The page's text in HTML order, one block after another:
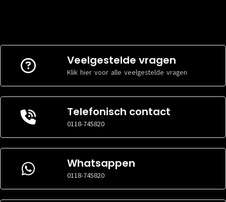
Veelgestelde vragen
Klik hier voor alle veelgestelde vragen
Telefonisch contact
0118-745820
Whatsappen
0118-745820